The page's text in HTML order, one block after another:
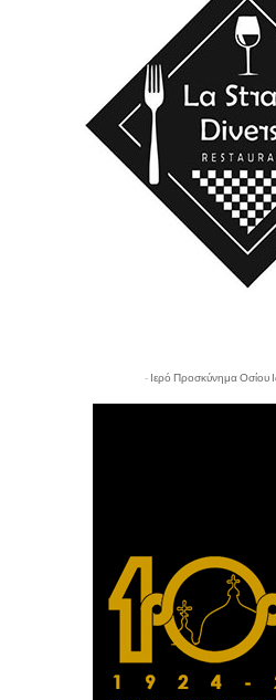
- Ιερό Προσκύνημα Οσίου